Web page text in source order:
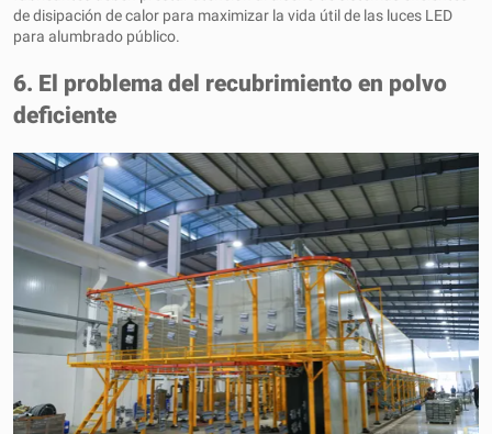
de disipación de calor para maximizar la vida útil de las luces LED
para alumbrado público.
6. El problema del recubrimiento en polvo
deficiente